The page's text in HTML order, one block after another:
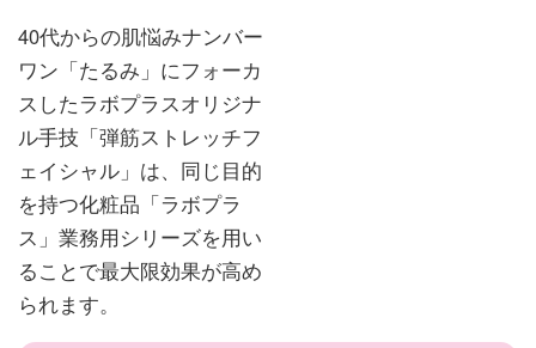
40代からの肌悩みナンバー
ワン「たるみ」にフォーカ
スしたラボプラスオリジナ
ル手技「弾筋ストレッチフ
ェイシャル」は、同じ目的
を持つ化粧品「ラボプラ
ス」業務用シリーズを用い
ることで最大限効果が高め
られます。